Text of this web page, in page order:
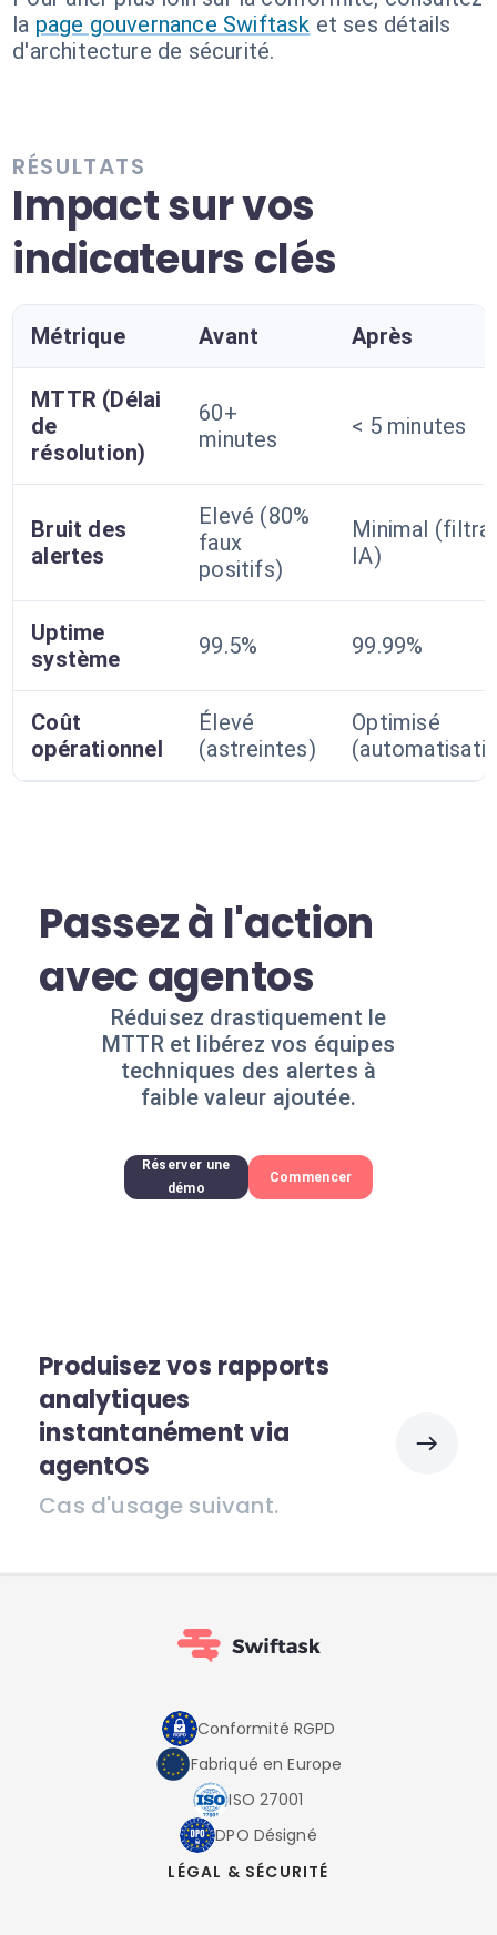
la page gouvernance Swiftask et ses détails
d'architecture de sécurité.
RÉSULTATS
Impact sur vos
indicateurs clés
Métrique Avant Après
MTTR (Délai
de
résolution)
60+
minutes
< 5 minutes
Bruit des
alertes
Elevé (80%
faux
positifs)
Minimal
IA)
Uptime
système
99.5% 99.99%
Coût
opérationnel
Élevé
(astreintes)
Optimisé
Passez à l'action
avec agentos
Réduisez drastiquement le
MTTR et libérez vos équipes
techniques des alertes à
faible valeur ajoutée.
Réserver une
démo
Commencer
Produisez vos rapports
analytiques
instantanément via
agentOS
Cas d'usage suivant.
Conformité RGPD
Fabriqué en Europe
ISO 27001
DPO Désigné
LÉGAL & SÉCURITÉ